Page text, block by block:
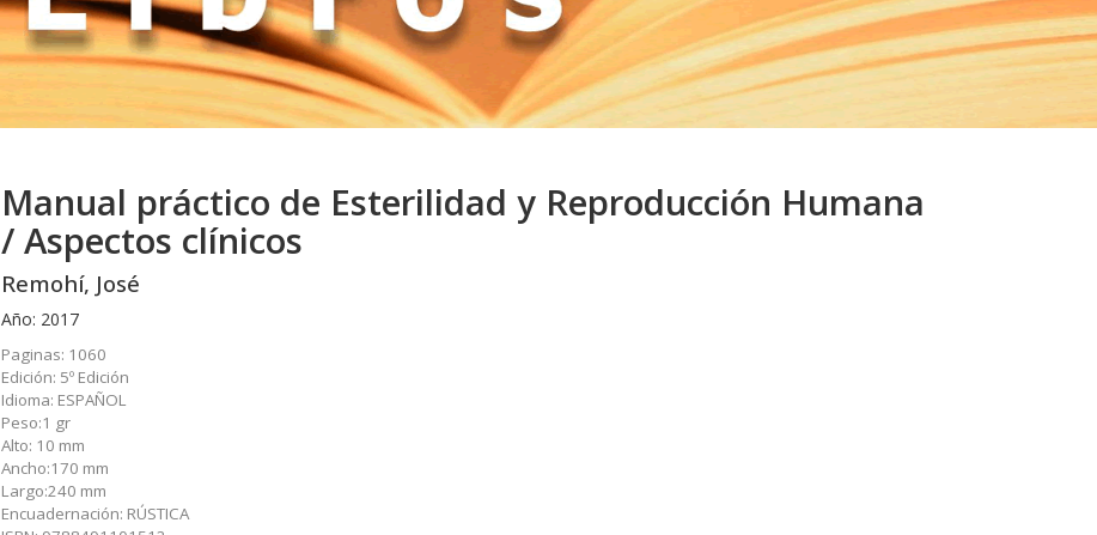
Manual práctico de Esterilidad y Reproducción Humana
/ Aspectos clínicos
Remohí, José
Año: 2017
Paginas: 1060
Edición: 5º Edición
Idioma: ESPAÑOL
Peso:1 gr
Alto: 10 mm
Ancho:170 mm
Largo:240 mm
Encuadernación: RÚSTICA